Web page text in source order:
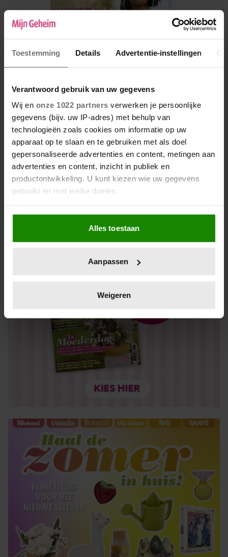
Toestemming Details Advertentie-instellingen
Verantwoord gebruik van uw gegevens
Wij en onze 1022 partners verwerken je persoonlijke
gegevens (bijv. uw IP-adres) met behulp van
technologieën zoals cookies om informatie op uw
apparaat op te slaan en te gebruiken met als doel
gepersonaliseerde advertenties en content, metingen aan
advertenties en content, inzicht in publiek en
productontwikkeling. U kunt kiezen wie uw gegevens
gebruikt en met welke doelen.
Als u het toestaat, willen we ook graag:
Informatie verzamelen over uw geografische locatie,
die tot een paar meter nauwkeurig kan zijn
op specifieke eigenschappen (fingerprinting)
verwerkt en stel uw voorkeuren in het
intrekken in de Cookieverklaring.
We gebruiken cookies om content en advertenties te
personaliseren, om functies voor social media te bieden
en om ons websiteverkeer te analyseren. Ook delen we
partners voor social media, adverteren en analyse. Deze
verzameld op basis van uw gebruik van hun services. U
gaat akkoord met onze cookies als u onze website blijft
gebruiken.
Alles toestaan
Aanpassen
Weigeren
De nieuwe Mijn Geheim ligt nu in de winkel
Abonneren
Digitaal lezen
Los kopen